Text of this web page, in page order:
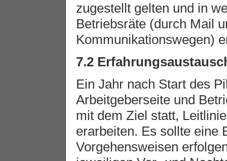
zugestellt gelten und in
Betriebsräte (durch Mail
Kommunikationswegen)
7.2
Ein Jahr nach Start des
Arbeitgeberseite und
mit dem Ziel statt,
erarbeiten. Es sollte eine
Vorgehensweisen